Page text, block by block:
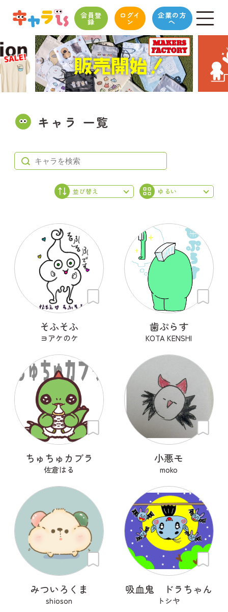
会員登
録
ログイ
ン
企業の方
へ
キャラ 一覧
そふそふ
ヨアケのケ
歯ぷらす
KOTA KENSHI
ちゅちゅカブラ
佐倉はる
小悪モ
moko
みついろくま
shioson
吸血鬼 ドラちゃん
トシヤ